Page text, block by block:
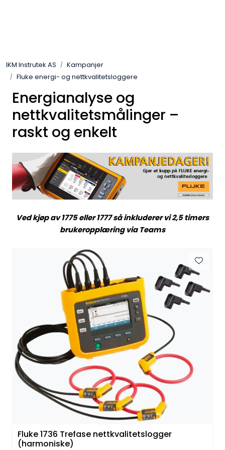
IKM Instrutek AS
Kampanjer
Fluke energi- og nettkvalitetsloggere
Energianalyse og
nettkvalitetsmålinger –
raskt og enkelt
Ved kjøp av 1775 eller 1777 så inkluderer vi 2,5 timers
brukeropplæring via Teams
Fluke 1736 Trefase nettkvalitetslogger
(harmoniske)
Elektro
Elektronikk
Prosess
Frekvensomformere
Miljø og sikkerhet
Navigasjon & Kommunikasjon
Maskinvern & Instrumentering
Tilbehør
Kampanjer